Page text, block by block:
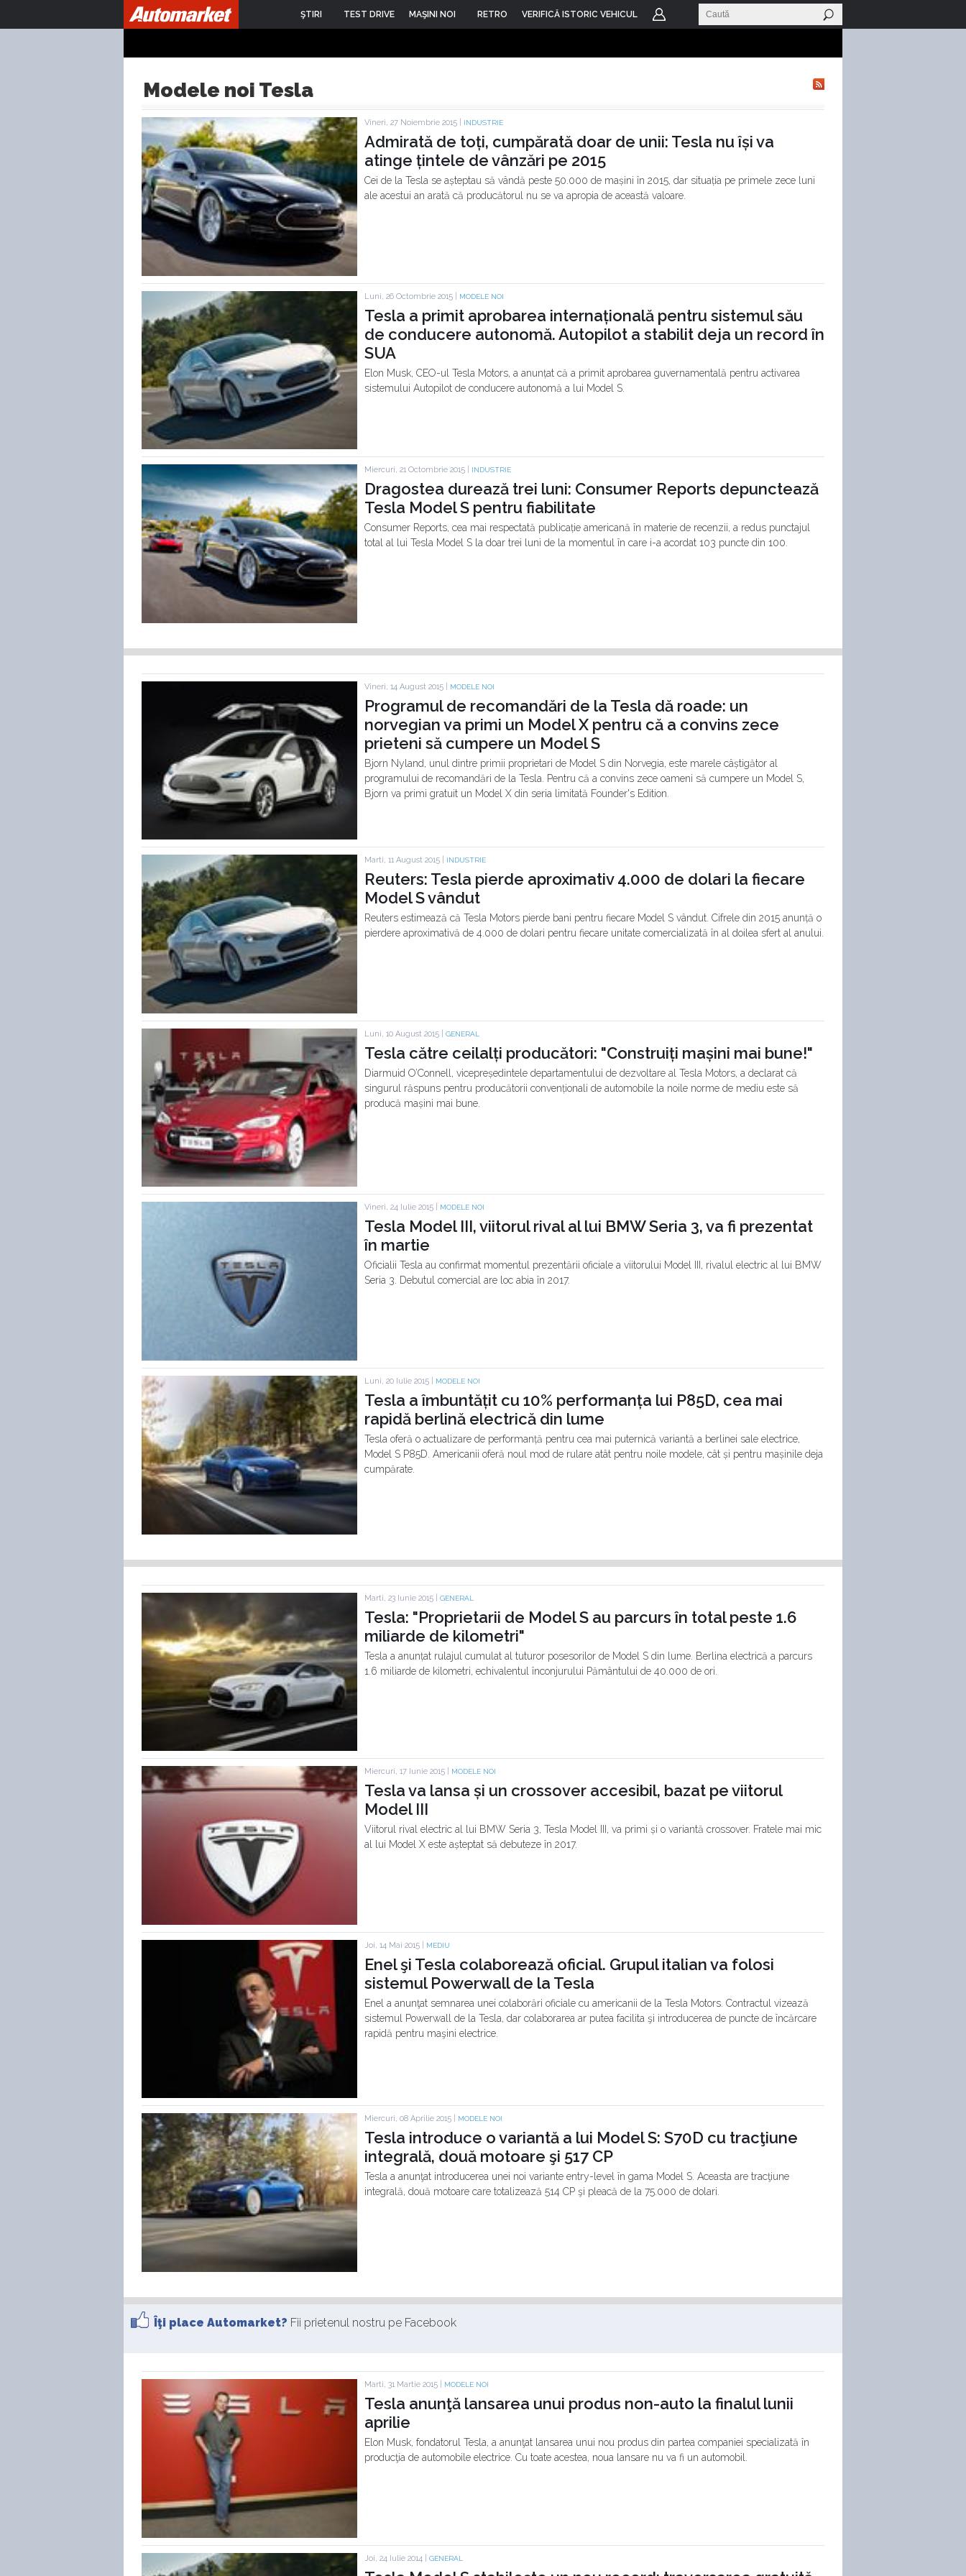
ŞTIRI TEST DRIVE MAŞINI NOI RETRO VERIFICĂ ISTORIC VEHICUL
Modele noi Tesla
Vineri, 27 Noiembrie 2015 | INDUSTRIE
Admirată de toți, cumpărată doar de unii: Tesla nu își va
atinge țintele de vânzări pe 2015
Cei de la Tesla se așteptau să vândă peste 50.000 de mașini în 2015, dar situația pe primele zece luni
ale acestui an arată că producătorul nu se va apropia de această valoare.
Luni, 26 Octombrie 2015 | MODELE NOI
Tesla a primit aprobarea internațională pentru sistemul său
de conducere autonomă. Autopilot a stabilit deja un record în
SUA
Elon Musk, CEO-ul Tesla Motors, a anunțat că a primit aprobarea guvernamentală pentru activarea
sistemului Autopilot de conducere autonomă a lui Model S.
Miercuri, 21 Octombrie 2015 | INDUSTRIE
Dragostea durează trei luni: Consumer Reports depunctează
Tesla Model S pentru fiabilitate
Consumer Reports, cea mai respectată publicație americană în materie de recenzii, a redus punctajul
total al lui Tesla Model S la doar trei luni de la momentul în care i-a acordat 103 puncte din 100.
Vineri, 14 August 2015 | MODELE NOI
Programul de recomandări de la Tesla dă roade: un
norvegian va primi un Model X pentru că a convins zece
prieteni să cumpere un Model S
Bjorn Nyland, unul dintre primii proprietari de Model S din Norvegia, este marele câștigător al
programului de recomandări de la Tesla. Pentru că a convins zece oameni să cumpere un Model S,
Bjorn va primi gratuit un Model X din seria limitată Founder's Edition.
Marti, 11 August 2015 | INDUSTRIE
Reuters: Tesla pierde aproximativ 4.000 de dolari la fiecare
Model S vândut
Reuters estimează că Tesla Motors pierde bani pentru fiecare Model S vândut. Cifrele din 2015 anunță o
pierdere aproximativă de 4.000 de dolari pentru fiecare unitate comercializată în al doilea sfert al anului.
Luni, 10 August 2015 | GENERAL
Tesla către ceilalți producători: "Construiți mașini mai bune!"
Diarmuid O’Connell, vicepreședintele departamentului de dezvoltare al Tesla Motors, a declarat că
singurul răspuns pentru producătorii convenționali de automobile la noile norme de mediu este să
producă mașini mai bune.
Vineri, 24 Iulie 2015 | MODELE NOI
Tesla Model III, viitorul rival al lui BMW Seria 3, va fi prezentat
în martie
Oficialii Tesla au confirmat momentul prezentării oficiale a viitorului Model III, rivalul electric al lui BMW
Seria 3. Debutul comercial are loc abia în 2017.
Luni, 20 Iulie 2015 | MODELE NOI
Tesla a îmbuntățit cu 10% performanța lui P85D, cea mai
rapidă berlină electrică din lume
Tesla oferă o actualizare de performanță pentru cea mai puternică variantă a berlinei sale electrice,
Model S P85D. Americanii oferă noul mod de rulare atât pentru noile modele, cât și pentru mașinile deja
cumpărate.
Marti, 23 Iunie 2015 | GENERAL
Tesla: "Proprietarii de Model S au parcurs în total peste 1.6
miliarde de kilometri"
Tesla a anunțat rulajul cumulat al tuturor posesorilor de Model S din lume. Berlina electrică a parcurs
1.6 miliarde de kilometri, echivalentul înconjurului Pământului de 40.000 de ori.
Miercuri, 17 Iunie 2015 | MODELE NOI
Tesla va lansa și un crossover accesibil, bazat pe viitorul
Model III
Viitorul rival electric al lui BMW Seria 3, Tesla Model III, va primi și o variantă crossover. Fratele mai mic
al lui Model X este așteptat să debuteze în 2017.
Joi, 14 Mai 2015 | MEDIU
Enel şi Tesla colaborează oficial. Grupul italian va folosi
sistemul Powerwall de la Tesla
Enel a anunţat semnarea unei colaborări oficiale cu americanii de la Tesla Motors. Contractul vizează
sistemul Powerwall de la Tesla, dar colaborarea ar putea facilita şi introducerea de puncte de încărcare
rapidă pentru maşini electrice.
Miercuri, 08 Aprilie 2015 | MODELE NOI
Tesla introduce o variantă a lui Model S: S70D cu tracţiune
integrală, două motoare şi 517 CP
Tesla a anunţat introducerea unei noi variante entry-level în gama Model S. Aceasta are tracţiune
integrală, două motoare care totalizează 514 CP şi pleacă de la 75.000 de dolari.
Îţi place Automarket? Fii prietenul nostru pe Facebook
Marti, 31 Martie 2015 | MODELE NOI
Tesla anunţă lansarea unui produs non-auto la finalul lunii
aprilie
Elon Musk, fondatorul Tesla, a anunţat lansarea unui nou produs din partea companiei specializată în
producţia de automobile electrice. Cu toate acestea, noua lansare nu va fi un automobil.
Joi, 24 Iulie 2014 | GENERAL